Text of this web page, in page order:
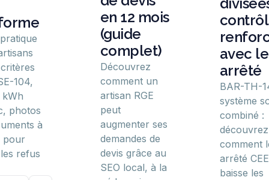
104,
photos
à
pour
refus
en 12 mois
(guide
complet)
Découvrez
comment un
artisan RGE
peut
augmenter ses
demandes de
devis grâce au
SEO local, à la
avec
arrêté
BAR-TH-
système
combiné :
découvrez
comment
arrêté CEE
baisse les